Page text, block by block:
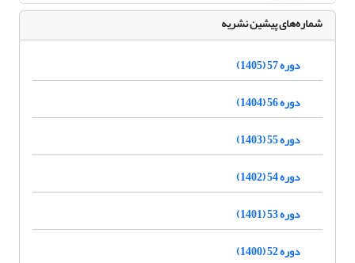
شماره‌های پیشین نشریه
دوره 57 (1405)
دوره 56 (1404)
دوره 55 (1403)
دوره 54 (1402)
دوره 53 (1401)
دوره 52 (1400)